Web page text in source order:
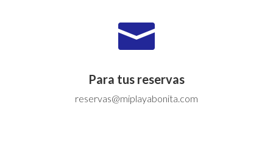

Para tus reservas
reservas@miplayabonita.com